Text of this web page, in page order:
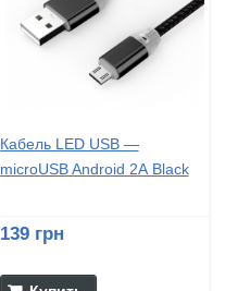
Кабель LED USB —
microUSB Android 2А Black
139 грн